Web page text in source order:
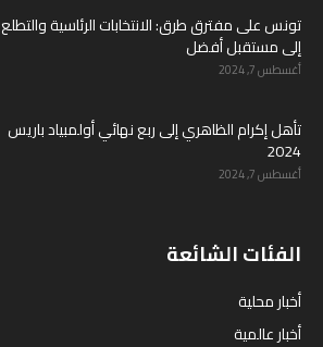
تونس على مفترق طرق: الانتخابات الرئاسية والتطلع
إلى مستقبل أفضل
أغسطس 7, 2024
تأهل إكرام الظاهري إلى ربع نهائي أولمبياد باريس
2024
أغسطس 7, 2024
الفئات الشائعة
أخبار محلية
أخبار عالمية